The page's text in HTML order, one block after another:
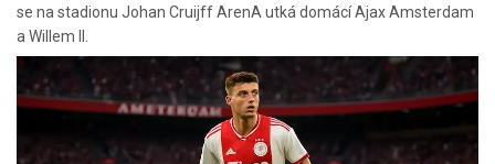
se na stadionu Johan Cruijff ArenA utká domácí Ajax Amsterdam
a Willem II.